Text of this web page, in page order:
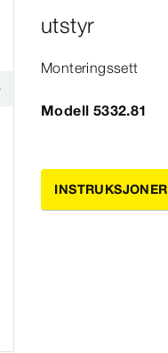
utstyr
Monteringssett
Modell 5332.81
INSTRUKSJONER